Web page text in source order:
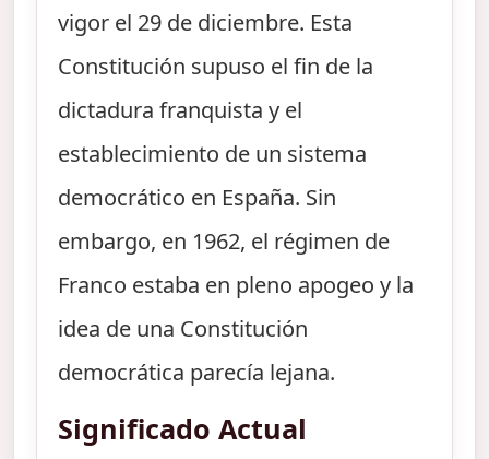
vigor el 29 de diciembre. Esta
Constitución supuso el fin de la
dictadura franquista y el
establecimiento de un sistema
democrático en España. Sin
embargo, en 1962, el régimen de
Franco estaba en pleno apogeo y la
idea de una Constitución
democrática parecía lejana.
Significado Actual